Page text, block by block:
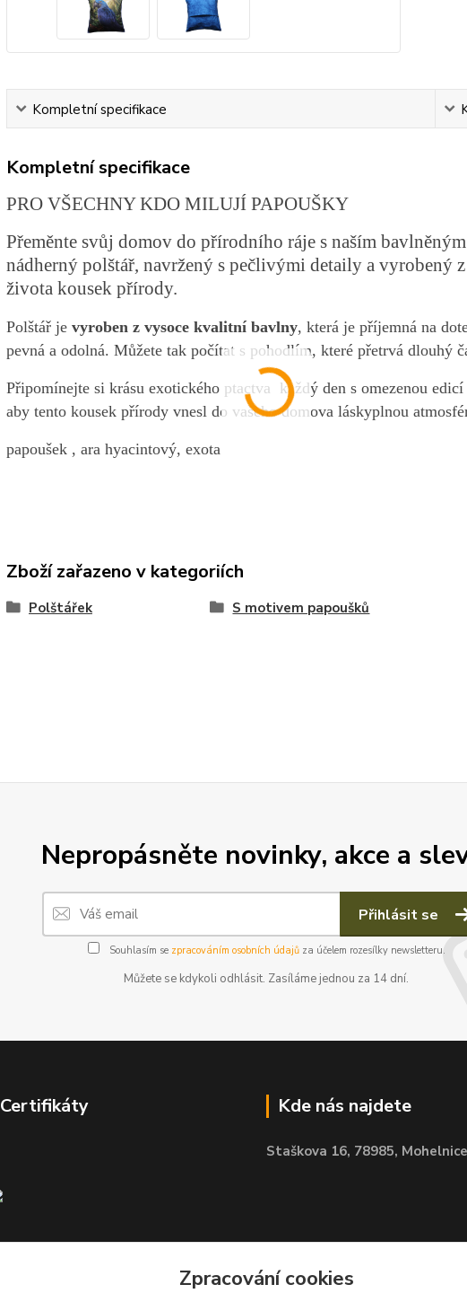
Kompletní specifikace
Kompletní specifikace
PRO VŠECHNY KDO MILUJÍ PAPOUŠKY
Přeměnte svůj domov do přírodního ráje s naším
nádherný polštář, navržený s pečlivými detaily a vyrobený
života kousek přírody.
Polštář je vyroben z vysoce kvalitní bavlny, která je příjemná na
pevná a odolná. Můžete tak počítat s pohodlím, které přetrvá dlouhý
Připomínejte si krásu exotického ptactva každý den s omezenou
aby tento kousek přírody vnesl do vašeho domova láskyplnou
papoušek , ara hyacintový, exota
Zboží zařazeno v kategoriích
Polštářek S motivem papoušků
Nepropásněte novinky, akce a
Přihlásit se
Souhlasím se zpracováním osobních údajůza účelem rozesílky newsletteru.
Můžete se kdykoli odhlásit. Zasíláme jednou za 14 dní.
Certifikáty Kde nás najdete
Staškova 16, 78985, Mohelnice
Zpracování cookies